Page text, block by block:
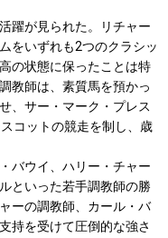
躍が見られた。リチャー
をいずれも2つのクラシッ
の状態に保ったことは特
教師は、素質馬を預かっ
、サー・マーク・プレス
コットの競走を制し、歳
バウイ、ハリー・チャー
といった若手調教師の勝
ーの調教師、カール・バ
持を受けて圧倒的な強さ